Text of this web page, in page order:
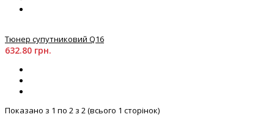
Тюнер супутниковий Q16
632.80 грн.
Показано з 1 по 2 з 2 (всього 1 сторінок)